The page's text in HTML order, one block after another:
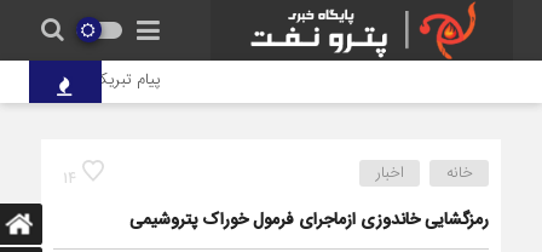
پیام تبریک دکتر علی
14 خانه اخبار
رمزگشایی خاندوزی ازماجرای فرمول خوراک پتروشیمی